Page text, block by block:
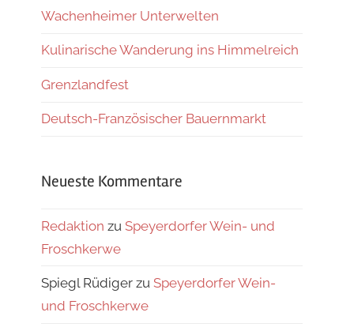
Wachenheimer Unterwelten
Kulinarische Wanderung ins Himmelreich
Grenzlandfest
Deutsch-Französischer Bauernmarkt
Neueste Kommentare
Redaktion zu Speyerdorfer Wein- und
Froschkerwe
Spiegl Rüdiger zu Speyerdorfer Wein-
und Froschkerwe